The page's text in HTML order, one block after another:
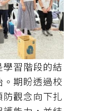
習階段的結
期盼透過校
觀念向下扎